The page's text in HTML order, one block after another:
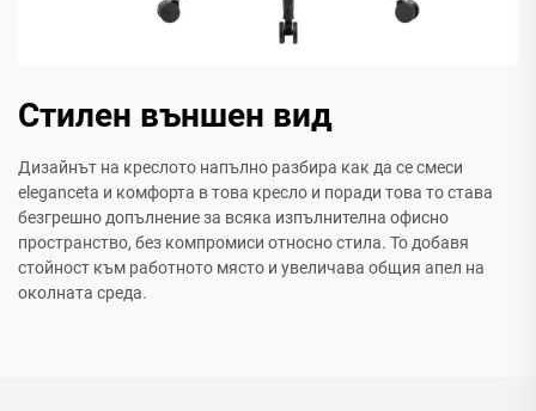
Стилен външен вид
Дизайнът на креслото напълно разбира как да се смеси
elegancetа и комфорта в това кресло и поради това то става
безгрешно допълнение за всяка изпълнителна офисно
пространство, без компромиси относно стила. То добавя
стойност към работното място и увеличава общия апел на
околната среда.